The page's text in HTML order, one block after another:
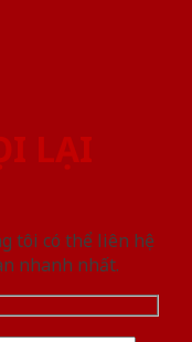
LẠI
tôi có thể liên hệ
nhanh nhất.